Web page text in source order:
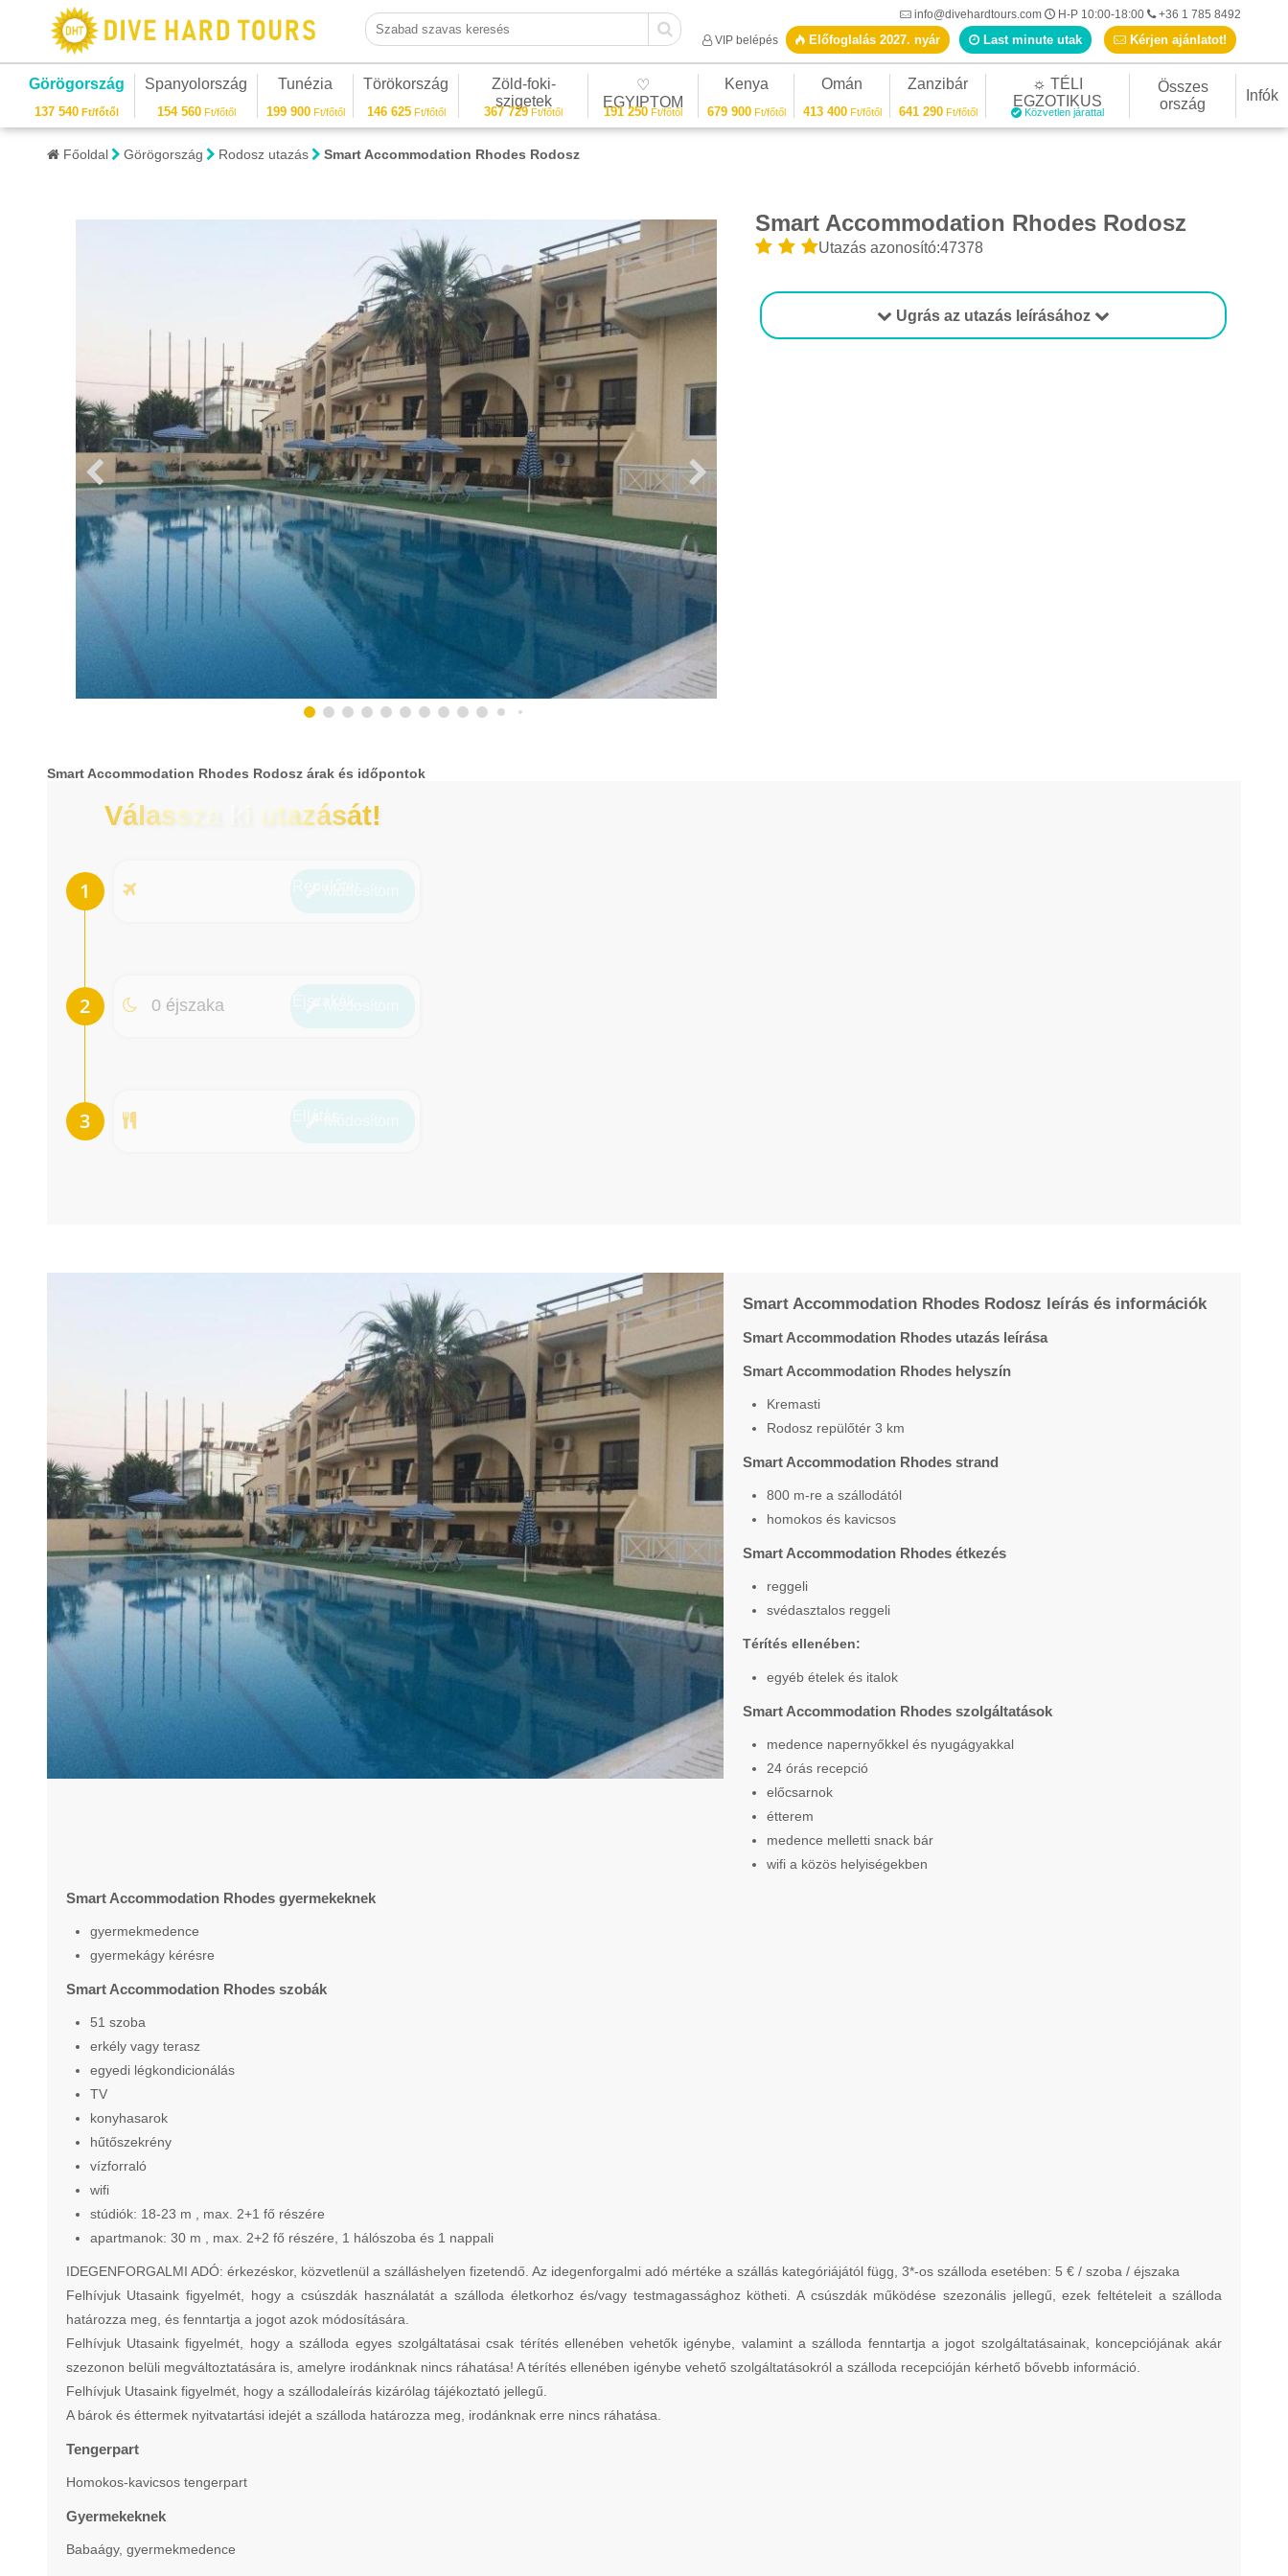
Szabad szavas keresés
info@divehardtours.com H-P 10:00-18:00
+36 1 785 8492
VIP belépés
Előfoglalás 2027. nyár Last minute utak Kérjen ajánlatot!
Görögország
137 540 Ft/főtől
Spanyolország
154 560Ft/főtől
Tunézia
199 900Ft/főtől
Törökország
146 625Ft/főtől
Zöld-foki-
szigetek
367 729 Ft/főtől
♡
EGYIPTOM
191 250 Ft/főtől
Kenya
679 900Ft/főtől
Omán
413 400Ft/főtől
Zanzibár
641 290Ft/főtől
☼ TÉLI
EGZOTIKUS
Közvetlen járattal
Összes
ország
Infók
Főoldal Görögország Rodosz utazás Smart Accommodation Rhodes Rodosz
Smart Accommodation Rhodes Rodosz
Utazás azonosító:47378
Ugrás az utazás leírásához
Smart Accommodation Rhodes Rodosz árak és időpontok
Válassza ki utazását!
0 éjszaka
Smart Accommodation Rhodes Rodosz leírás és információk
Smart Accommodation Rhodes utazás leírása
Smart Accommodation Rhodes helyszín
Kremasti
Rodosz repülőtér 3 km
Smart Accommodation Rhodes strand
800 m-re a szállodától
homokos és kavicsos
Smart Accommodation Rhodes étkezés
reggeli
svédasztalos reggeli
Térítés ellenében:
egyéb ételek és italok
Smart Accommodation Rhodes szolgáltatások
medence napernyőkkel és nyugágyakkal
24 órás recepció
előcsarnok
étterem
medence melletti snack bár
wifi a közös helyiségekben
Smart Accommodation Rhodes gyermekeknek
gyermekmedence
gyermekágy kérésre
Smart Accommodation Rhodes szobák
51 szoba
erkély vagy terasz
egyedi légkondicionálás
TV
konyhasarok
hűtőszekrény
vízforraló
wifi
stúdiók: 18-23 m , max. 2+1 fő részére
apartmanok: 30 m , max. 2+2 fő részére, 1 hálószoba és 1 nappali
IDEGENFORGALMI ADÓ: érkezéskor, közvetlenül a szálláshelyen fizetendő. Az idegenforgalmi adó mértéke a szállás kategóriájától függ, 3*-os szálloda esetében: 5 € / szoba / éjszaka
Felhívjuk Utasaink figyelmét, hogy a csúszdák használatát a szálloda életkorhoz és/vagy testmagassághoz kötheti. A csúszdák működése szezonális jellegű, ezek feltételeit a szálloda
határozza meg, és fenntartja a jogot azok módosítására.
Felhívjuk Utasaink figyelmét, hogy a szálloda egyes szolgáltatásai csak térítés ellenében vehetők igénybe, valamint a szálloda fenntartja a jogot szolgáltatásainak, koncepciójának akár
szezonon belüli megváltoztatására is, amelyre irodánknak nincs ráhatása! A térítés ellenében igénybe vehető szolgáltatásokról a szálloda recepcióján kérhető bővebb információ.
Felhívjuk Utasaink figyelmét, hogy a szállodaleírás kizárólag tájékoztató jellegű.
A bárok és éttermek nyitvatartási idejét a szálloda határozza meg, irodánknak erre nincs ráhatása.
Tengerpart
Homokos-kavicsos tengerpart
Gyermekeknek
Babaágy, gyermekmedence